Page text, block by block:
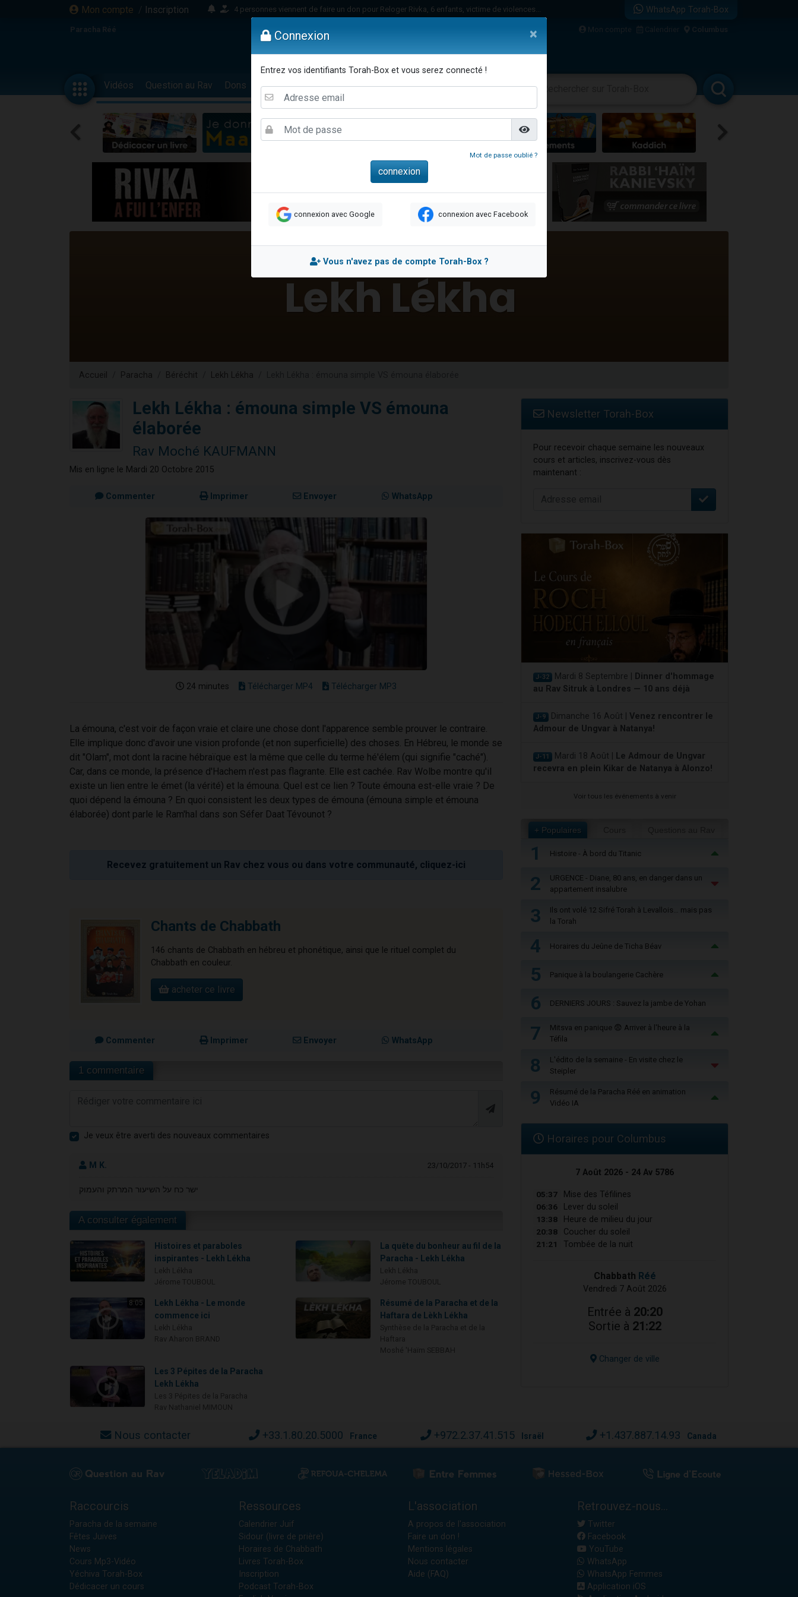
Mon compte / Inscription
4 personnes viennent de faire un don pour Reloger Rivka, 6 enfants, victime de violences...
2 personnes viennent de faire un don pour 1 Journée de Vacances Pour les Enfants
23 personnes viennent de faire un don pour Diane, 80 ans, dans un appartement insalubre
Eva vient de donner son Maasser
4 personnes viennent de nous rejoindre sur WhatsApp
3 personnes viennent de nous rejoindre sur WhatsApp
3 personnes viennent de faire un don pour 5 jours de vacances aux Orphelins
2 personnes viennent de nous rejoindre sur WhatsApp
13 personnes viennent de demander une bénédiction
30 personnes viennent de faire un don pour Sauvez la jambe de Yohan
Il reste 49 places pour étudier en groupe sur Zoom
3 personnes viennent de nous rejoindre sur WhatsApp
2 personnes viennent de nous rejoindre sur WhatsApp
WhatsApp Torah-Box
Paracha Réé Mon compte Calendrier Columbus
Vidéos Question au Rav Dons Femmes Enfants Etude sur Texte Musique Paracha Divertissements
Accueil Paracha Béréchit Lekh Lékha
Lekh Lékha : émouna simple VS émouna
élaborée
Rav Moché KAUFMANN
Mis en ligne le Mardi 20 Octobre 2015
Commenter Imprimer Envoyer WhatsApp
24 minutes Télécharger MP4 Télécharger MP3
La émouna, c'est voir de façon vraie et claire une chose dont l'apparence semble prouver le contraire.
Elle implique donc d'avoir une vision profonde (et non superficielle) des choses. En Hébreu, le monde se
dit "Olam", mot dont la racine hébraïque est la même que celle du terme hé'élem (qui signifie "caché").
Car, dans ce monde, la présence d'Hachem n'est pas flagrante. Elle est cachée. Rav Wolbe montre qu'il
existe un lien entre le émet (la vérité) et la émouna. Quel est ce lien ? Toute émouna est-elle vraie ? De
quoi dépend la émouna ? En quoi consistent les deux types de émouna (émouna simple et émouna
élaborée) dont parle le Ram'hal dans son Séfer Daat Tévounot ?
Recevez gratuitement un Rav chez vous ou dans votre communauté, cliquez-ici
Chants de Chabbath
146 chants de Chabbath en hébreu et phonétique, ainsi que le rituel complet du
Chabbath en couleur.
acheter ce livre
Commenter Imprimer Envoyer WhatsApp
1 commentaire
Je veux être averti des nouveaux commentaires
M K. 23/10/2017 - 11h54
ישר כח על השיעור המרתק והעמוק
A consulter également
Histoires et paraboles
inspirantes - Lekh Lékha
La quête du bonheur au fil de la
Paracha - Lekh Lékha
8:05
Lekh Lékha - Le monde
commence ici
Résumé de la Paracha et de la
Haftara de Lèkh Lékha
Les 3 Pépites de la Paracha
Lekh Lékha
Newsletter Torah-Box
Pour recevoir chaque semaine les nouveaux
cours et articles, inscrivez-vous dès
maintenant :
J-32 Mardi 8 Septembre |
Dinner d'hommage
au Rav Sitruk à Londres — 10 ans déjà
J-9 Dimanche 16 Août | Venez rencontrer le
Admour de Ungvar à Natanya!
J-11 Mardi 18 Août |
Le Admour de Ungvar
recevra en plein Kikar de Natanya à Alonzo!
Voir tous les événements à venir
+ Populaires
1 Histoire - À bord du Titanic
2
URGENCE - Diane, 80 ans, en danger dans un
appartement insalubre
3
Ils ont volé 12 Sifré Torah à Levallois… mais pas
la Torah
4 Horaires du Jeûne de Ticha Béav
5 Panique à la boulangerie Cachère
6 DERNIERS JOURS : Sauvez la jambe de Yohan
7
Mitsva en panique 😨 Arriver à l'heure à la
Téfila
8
L'édito de la semaine - En visite chez le
Steipler
9
Résumé de la Paracha Réé en animation
Vidéo IA
Horaires pour Columbus
7 Août 2026 - 24 Av 5786
05:37 Mise des Téfilines
06:36 Lever du soleil
13:38 Heure de milieu du jour
20:38 Coucher du soleil
21:21 Tombée de la nuit
Chabbath Réé
Vendredi 7 Août 2026
Entrée à 20:20
Sortie à 21:22
Changer de ville
Nous contacter +33.1.80.20.5000 France +972.2.37.41.515 Israël +1.437.887.14.93 Canada
Raccourcis
Paracha de la semaine
Fêtes Juives
News
Cours Mp3-Vidéo
Yéchiva Torah-Box
Dédicacer un cours
Ressources
Calendrier Juif
Sidour (livre de prière)
Horaires de Chabbath
Livres Torah-Box
Inscription
Podcast Torah-Box
L'association
A propos de l'association
Faire un don !
Mentions légales
Nous contacter
Aide (FAQ)
Retrouvez-nous...
Twitter
Facebook
YouTube
WhatsApp
WhatsApp Femmes
Application iOS
Connexion ×
Entrez vos identifiants Torah-Box et vous serez connecté !
Mot de passe oublié ?
connexion avec Google connexion avec Facebook
Vous n'avez pas de compte Torah-Box ?